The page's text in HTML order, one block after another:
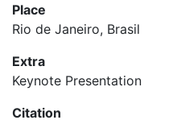
Place
Rio de Janeiro, Brasil
Extra
Keynote Presentation
Citation